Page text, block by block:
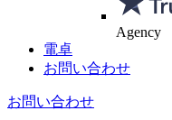
Agency
電卓
お問い合わせ
お問い合わせ